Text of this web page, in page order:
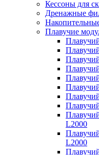
Кессоны для
Дренажные
Плавучие
L2000
L2000